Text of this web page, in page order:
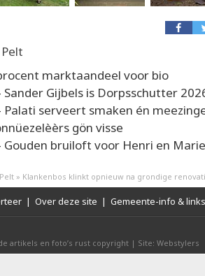
marktaandeel voor bio
Sander Gijbels is Dorpsschutter
Palati serveert smaken én
gön visse
Gouden bruiloft voor Henri en
Pelt » Klankenbos klinkt opnieuw na grondige
| Over deze site | Gemeente-info & links
artikels en foto’s rust copyright | Site: Webstylers